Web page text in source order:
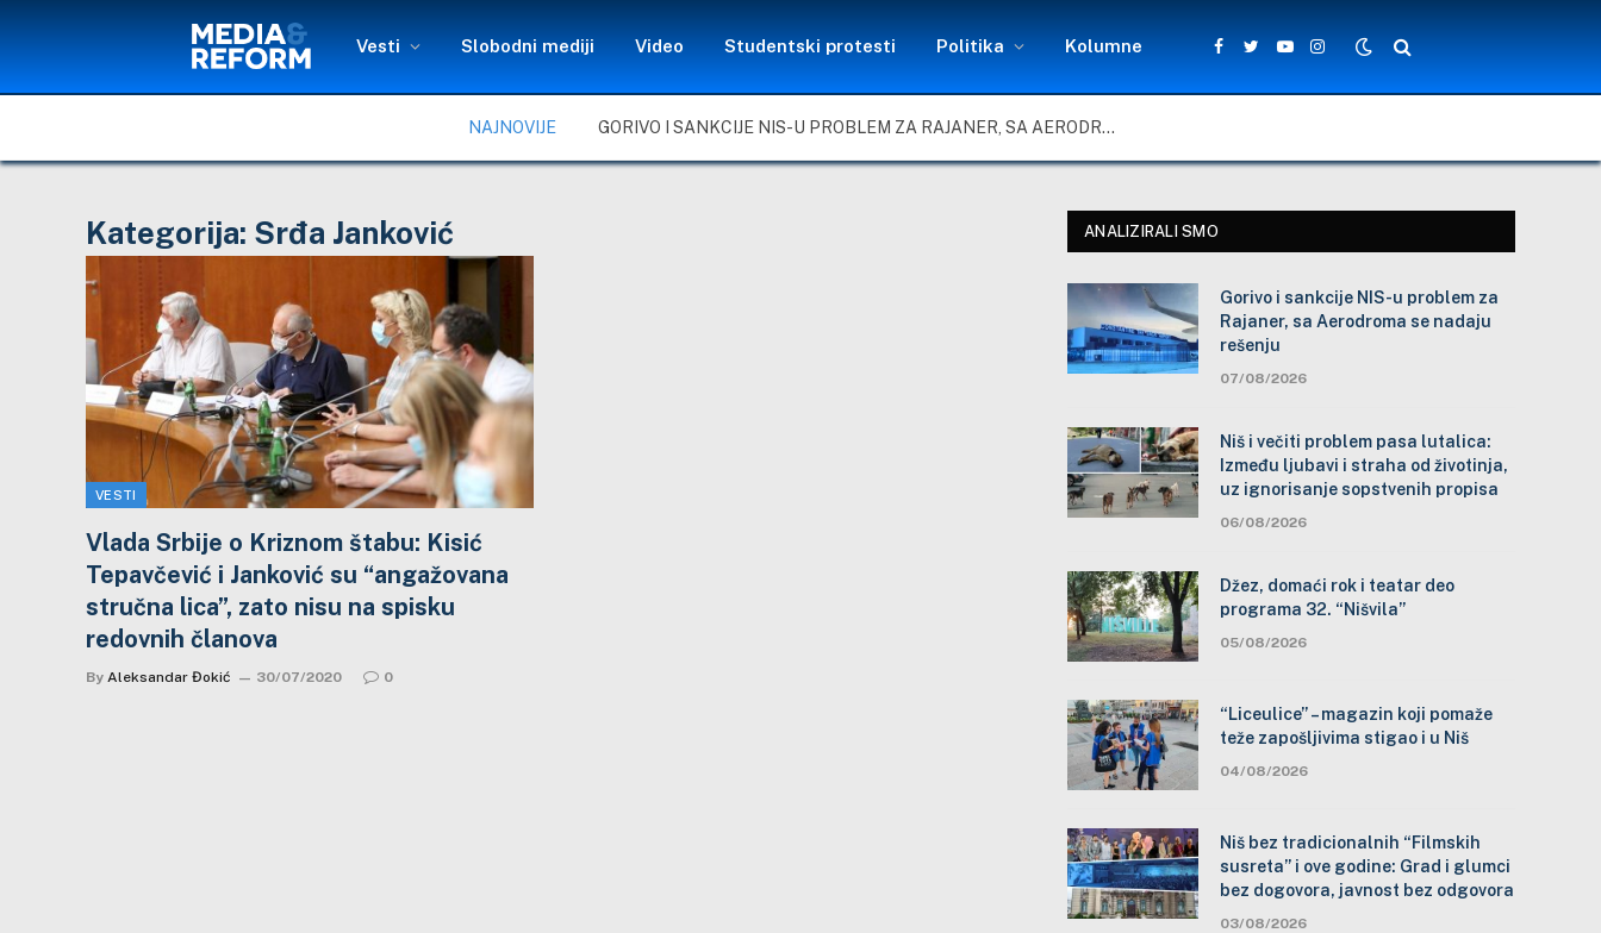
Vesti Slobodni mediji Video Studentski protesti Politika Kolumne
Facebook
TwitterYouTubeInstagram
NAJNOVIJE GORIVO I SANKCIJE NIS-U PROBLEM ZA RAJANER, SA AERODROMA SE NADAJU REŠENJU
Kategorija: Srđa Janković
VESTI
Vlada Srbije o Kriznom štabu: Kisić
Tepavčević i Janković su “angažovana
stručna lica”, zato nisu na spisku
redovnih članova
By Aleksandar Đokić 30/07/2020 0
ANALIZIRALI SMO
Gorivo i sankcije NIS-u problem za
Rajaner, sa Aerodroma se nadaju
rešenju
07/08/2026
Niš i večiti problem pasa lutalica:
Između ljubavi i straha od životinja,
uz ignorisanje sopstvenih propisa
06/08/2026
Džez, domaći rok i teatar deo
programa 32. “Nišvila”
05/08/2026
“Liceulice” – magazin koji pomaže
teže zapošljivima stigao i u Niš
04/08/2026
Niš bez tradicionalnih “Filmskih
susreta” i ove godine: Grad i glumci
bez dogovora, javnost bez odgovora
03/08/2026